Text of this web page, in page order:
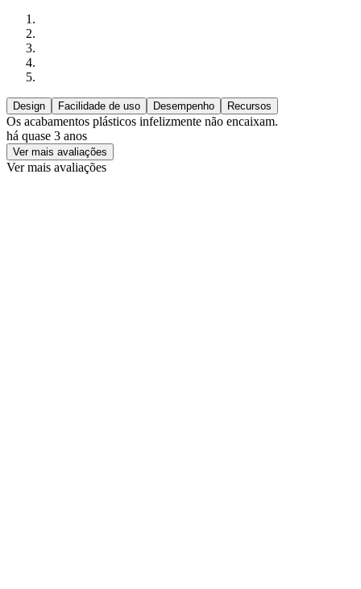
Design Facilidade de uso Desempenho Recursos
Os acabamentos plásticos infelizmente não encaixam.
há quase 3 anos
Ver mais avaliações
Ver mais avaliações